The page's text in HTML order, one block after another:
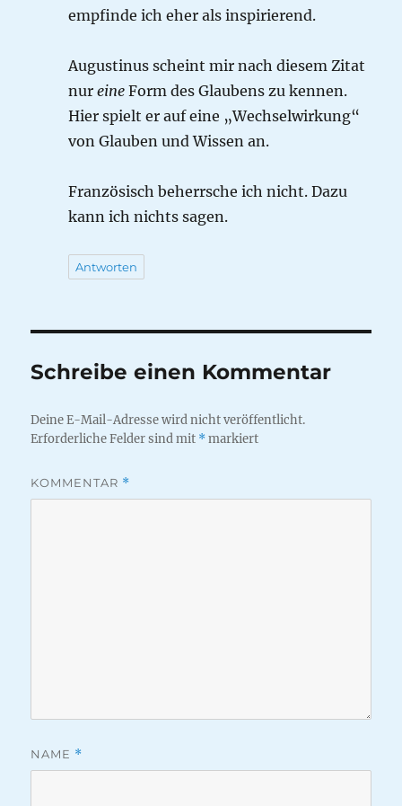
empfinde ich eher als inspirierend.
Augustinus scheint mir nach diesem Zitat
nureine Form des Glaubens zu kennen.
Hier spielt er auf eine „Wechselwirkung“
von Glauben und Wissen an.
Französisch beherrsche ich nicht. Dazu
kann ich nichts sagen.
Antworten
Schreibe einen Kommentar
Deine E-Mail-Adresse wird nicht veröffentlicht.
Erforderliche Felder sind mit *markiert
KOMMENTAR *
NAME *